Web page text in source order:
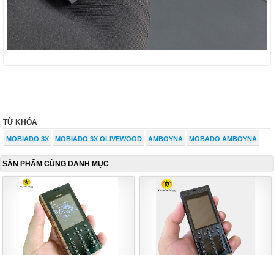
TỪ KHÓA
MOBIADO 3X MOBIADO 3X OLIVEWOOD AMBOYNA MOBADO AMBOYNA
SẢN PHẨM CÙNG DANH MỤC